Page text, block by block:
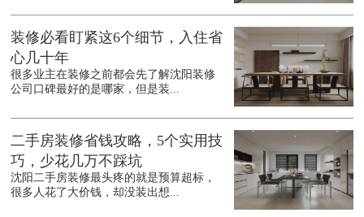
装修必看盯紧这6个细节，入住省
心几十年
很多业主在装修之前都会先了解沈阳装修
公司口碑最好的是哪家，但是装...
二手房装修省钱攻略，5个实用技
巧，少花几万不踩坑
沈阳二手房装修最头疼的就是预算超标，
很多人花了大价钱，却没装出想...